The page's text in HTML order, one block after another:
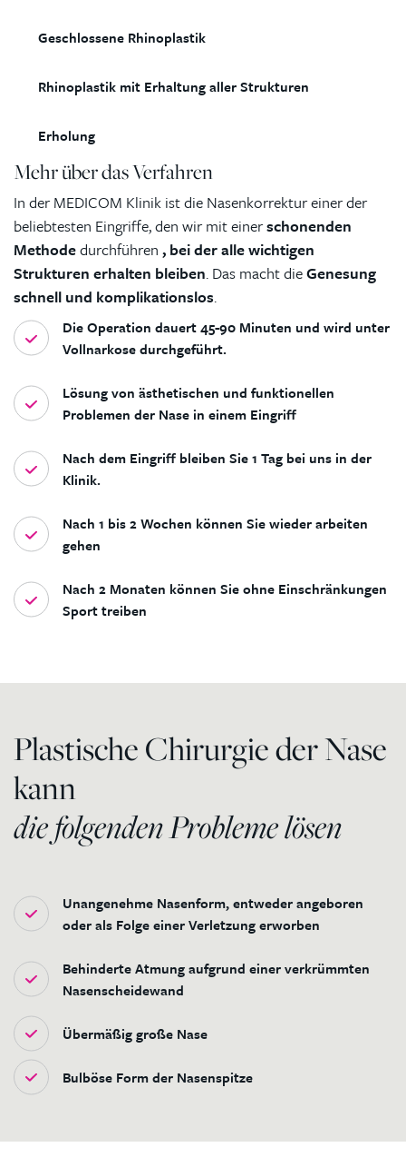
Geschlossene Rhinoplastik
Rhinoplastik mit Erhaltung aller Strukturen
Erholung
Mehr über das Verfahren
In der MEDICOM Klinik ist die Nasenkorrektur einer der
beliebtesten Eingriffe, den wir mit einerschonenden
Methodedurchführen , bei der alle wichtigen
Strukturen erhalten bleiben. Das macht dieGenesung
schnell und komplikationslos.
Die Operation dauert 45-90 Minuten und wird unter
Vollnarkose durchgeführt.
Lösung von ästhetischen und funktionellen
Problemen der Nase in einem Eingriff
Nach dem Eingriff bleiben Sie 1 Tag bei uns in der
Klinik.
Nach 1 bis 2 Wochen können Sie wieder arbeiten
gehen
Nach 2 Monaten können Sie ohne Einschränkungen
Sport treiben
Plastische Chirurgie der Nase
kann
die folgenden Probleme lösen
Unangenehme Nasenform, entweder angeboren
oder als Folge einer Verletzung erworben
Behinderte Atmung aufgrund einer verkrümmten
Nasenscheidewand
Übermäßig große Nase
Bulböse Form der Nasenspitze